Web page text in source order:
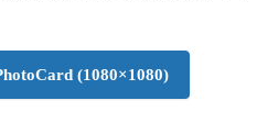
(1080×1080)